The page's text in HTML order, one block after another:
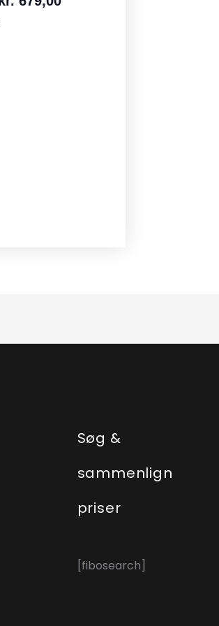
Søg &
sammenlign
priser
[fibosearch]